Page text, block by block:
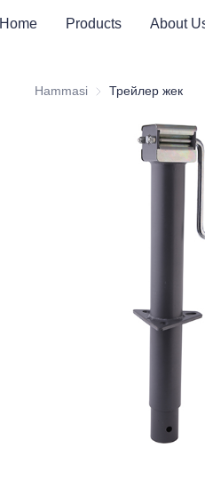
Home Products About
Hammasi Трейлер жек